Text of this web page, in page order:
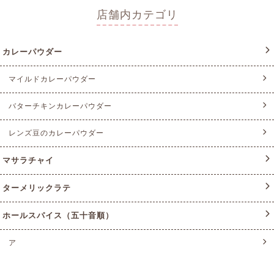
店舗内カテゴリ
カレーパウダー
マイルドカレーパウダー
バターチキンカレーパウダー
レンズ豆のカレーパウダー
マサラチャイ
ターメリックラテ
ホールスパイス（五十音順）
ア